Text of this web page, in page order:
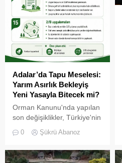
Adalar’da Tapu Meselesi:
Yarım Asırlık Bekleyiş
Yeni Yasayla Bitecek mi?
Orman Kanunu'nda yapılan
son değişiklikler, Türkiye'nin
süren tapu ve 2/B
gündeme taşıdı. Doğal
0 Şükrü Abanoz